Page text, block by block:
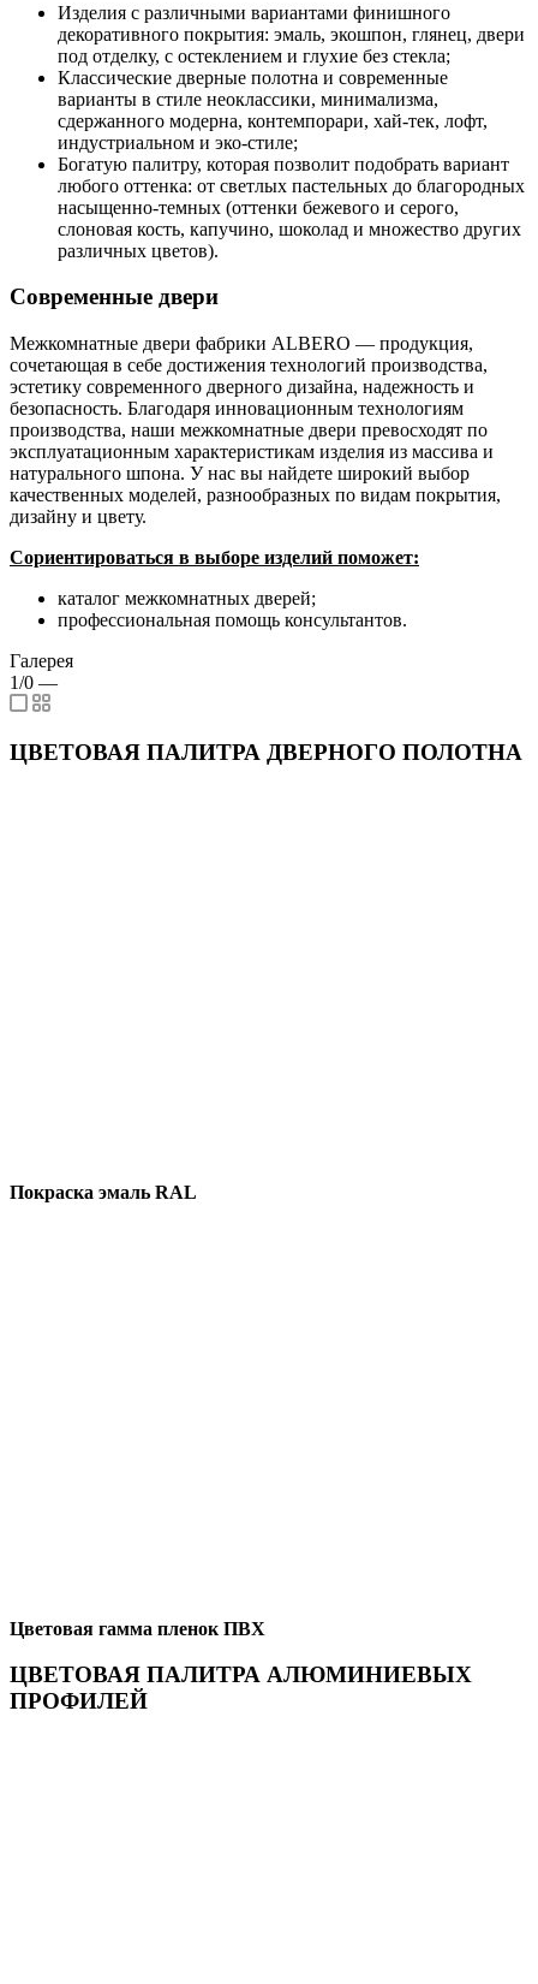
Изделия с различными вариантами финишного
декоративного покрытия: эмаль, экошпон, глянец, двери
под отделку, с остеклением и глухие без стекла;
Классические дверные полотна и современные
варианты в стиле неоклассики, минимализма,
сдержанного модерна, контемпорари, хай-тек, лофт,
индустриальном и эко-стиле;
Богатую палитру, которая позволит подобрать вариант
любого оттенка: от светлых пастельных до благородных
насыщенно-темных (оттенки бежевого и серого,
слоновая кость, капучино, шоколад и множество других
различных цветов).
Современные двери
Межкомнатные двери фабрики ALBERO — продукция,
сочетающая в себе достижения технологий производства,
эстетику современного дверного дизайна, надежность и
безопасность. Благодаря инновационным технологиям
производства, наши межкомнатные двери превосходят по
эксплуатационным характеристикам изделия из массива и
натурального шпона. У нас вы найдете широкий выбор
качественных моделей, разнообразных по видам покрытия,
дизайну и цвету.
Сориентироваться в выборе изделий поможет:
каталог межкомнатных дверей;
профессиональная помощь консультантов.
Галерея
1/0 —
ЦВЕТОВАЯ ПАЛИТРА ДВЕРНОГО ПОЛОТНА
Покраска эмаль RAL
Цветовая гамма пленок ПВХ
ЦВЕТОВАЯ ПАЛИТРА АЛЮМИНИЕВЫХ
ПРОФИЛЕЙ